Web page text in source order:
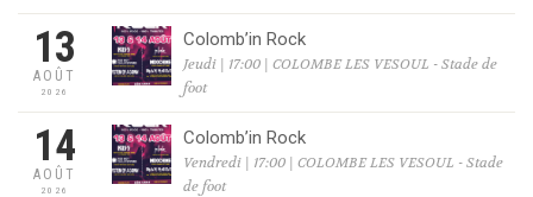
13
AOÛT
2026
Colomb’in Rock
Jeudi | 17:00 | COLOMBE LES VESOUL - Stade de
foot
14
AOÛT
2026
Colomb’in Rock
Vendredi | 17:00 | COLOMBE LES VESOUL - Stade
de foot